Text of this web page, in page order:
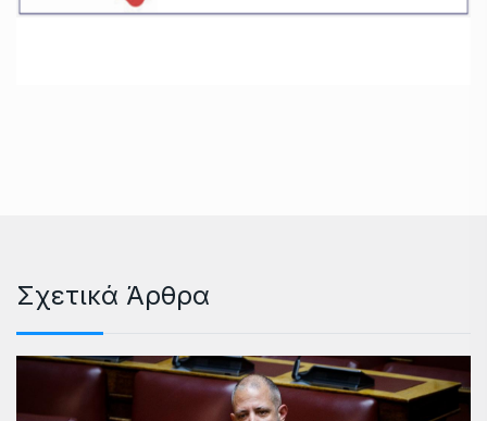
Σχετικά Άρθρα